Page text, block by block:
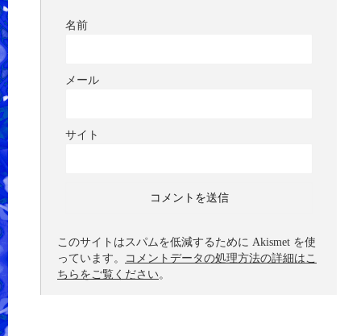
名前
メール
サイト
このサイトはスパムを低減するために Akismet を使
っています。
コメントデータの処理方法の詳細はこ
ちらをご覧ください。